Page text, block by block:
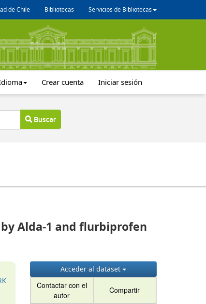
de Chile Bibliotecas Servicios de Bibliotecas
Crear cuenta Iniciar sesión
Buscar
Alda-1 and flurbiprofen
Acceder al dataset
Contactar con el
autor
Compartir